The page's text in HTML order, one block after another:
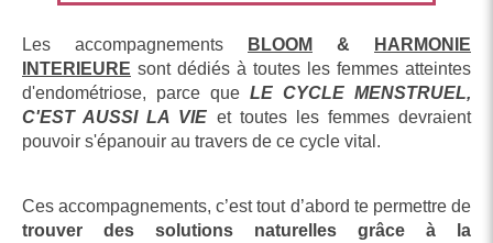
Les accompagnements BLOOM &
HARMONIE
INTERIEURE sont dédiés à toutes les femmes atteintes
d'endométriose, parce que LE CYCLE MENSTRUEL,
C'EST AUSSI LA VIE et toutes les femmes devraient
pouvoir s'épanouir au travers de ce cycle vital.
Ces accompagnements, c’est tout d’abord te permettre de
trouver des solutions naturelles grâce à la